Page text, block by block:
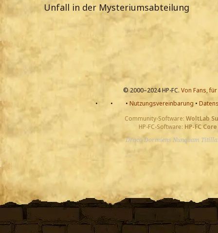
Unfall in der Mysteriumsabteilung
© 2000–2024 HP-FC. Von Fans,
•
• • Nutzungsvereinbarung •
Community-Software: WoltLab
HP-FC-Software: HP-FC Core
Draco Dormiens Nunquam